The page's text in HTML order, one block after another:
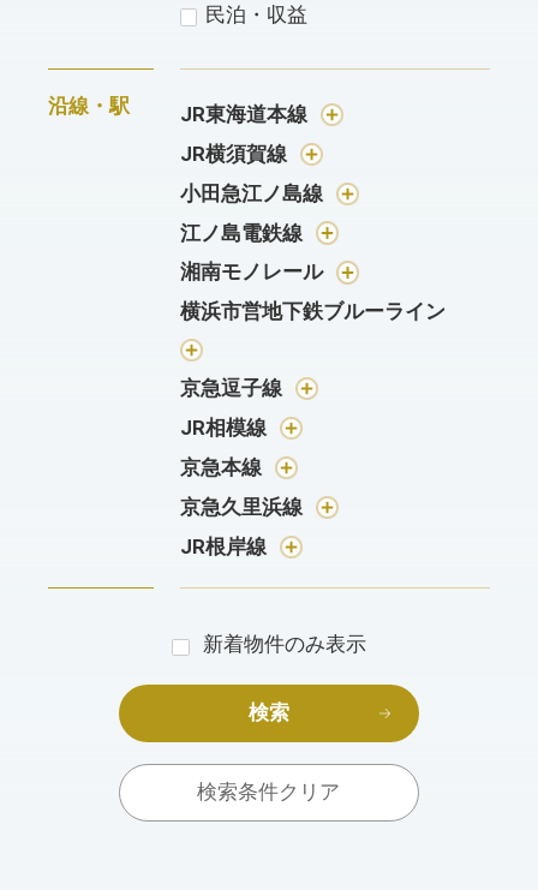
民泊・収益
沿線・駅
JR東海道本線
JR横須賀線
小田急江ノ島線
江ノ島電鉄線
湘南モノレール
横浜市営地下鉄ブルーライン
京急逗子線
JR相模線
京急本線
京急久里浜線
JR根岸線
新着物件のみ表示
検索
検索条件クリア